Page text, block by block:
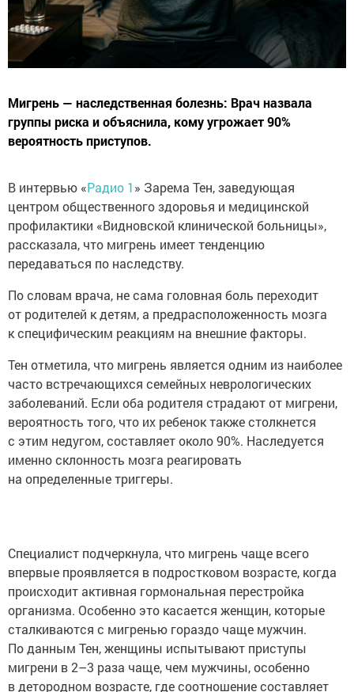
Мигрень — наследственная болезнь: Врач назвала
группы риска и объяснила, кому угрожает 90%
вероятность приступов.
В интервью «Радио 1» Зарема Тен, заведующая
центром общественного здоровья и медицинской
профилактики «Видновской клинической больницы»,
рассказала, что мигрень имеет тенденцию
передаваться по наследству.
По словам врача, не сама головная боль переходит
от родителей к детям, а предрасположенность мозга
к специфическим реакциям на внешние факторы.
Тен отметила, что мигрень является одним из наиболее
часто встречающихся семейных неврологических
заболеваний. Если оба родителя страдают от мигрени,
вероятность того, что их ребенок также столкнется
с этим недугом, составляет около 90%. Наследуется
именно склонность мозга реагировать
на определенные триггеры.
Специалист подчеркнула, что мигрень чаще всего
впервые проявляется в подростковом возрасте, когда
происходит активная гормональная перестройка
организма. Особенно это касается женщин, которые
сталкиваются с мигренью гораздо чаще мужчин.
По данным Тен, женщины испытывают приступы
мигрени в 2–3 раза чаще, чем мужчины, особенно
в детородном возрасте, где соотношение составляет